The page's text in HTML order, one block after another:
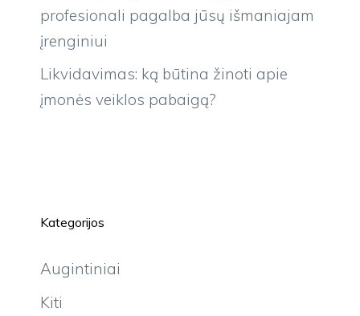
profesionali pagalba jūsų išmaniajam
įrenginiui
Likvidavimas: ką būtina žinoti apie
įmonės veiklos pabaigą?
Kategorijos
Augintiniai
Kiti